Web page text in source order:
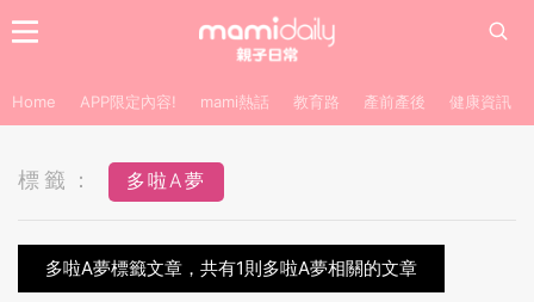
Home APP限定內容! mami熱話 教育路 產前產後 健康資訊
標籤： 多啦A夢
多啦A夢標籤文章，共有1則多啦A夢相關的文章